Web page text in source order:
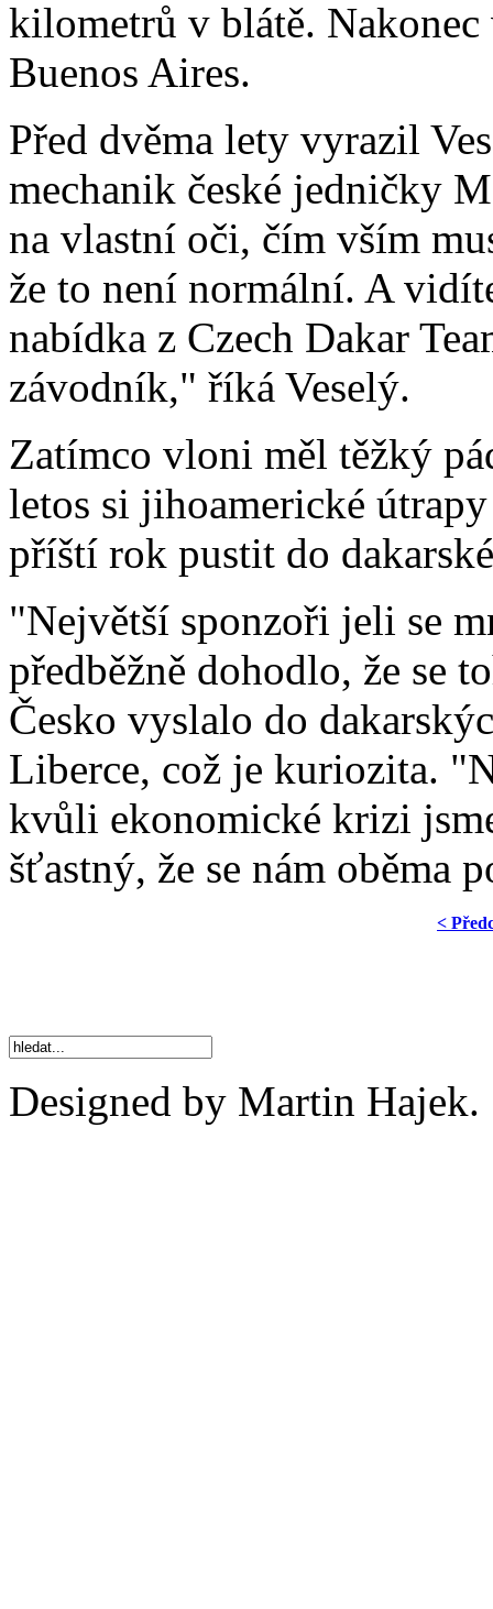
kilometrů v blátě.
Buenos Aires.
Před dvěma lety vyrazil
mechanik české jedničky
na vlastní oči, čím vším
že to není normální. A
nabídka z Czech Dakar
závodník," říká Veselý.
Zatímco vloni měl těžký
letos si jihoamerické
příští rok pustit do
"Největší sponzoři jeli se
předběžně dohodlo, že se
Česko vyslalo do
Liberce, což je kuriozita.
kvůli ekonomické krizi
šťastný, že se nám oběma
<
Designed by Martin Hajek.